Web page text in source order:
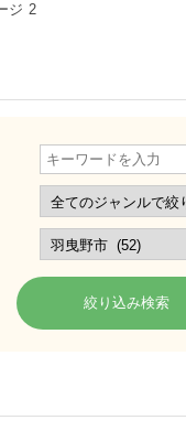
ジ 2